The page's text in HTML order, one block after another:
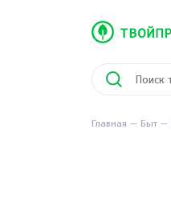
Главная Быт